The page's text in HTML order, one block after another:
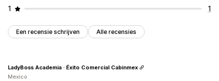
1
1
Een recensie schrijven Alle recensies
LadyBoss Academia · Éxito Comercial Cabinmex
Mexico